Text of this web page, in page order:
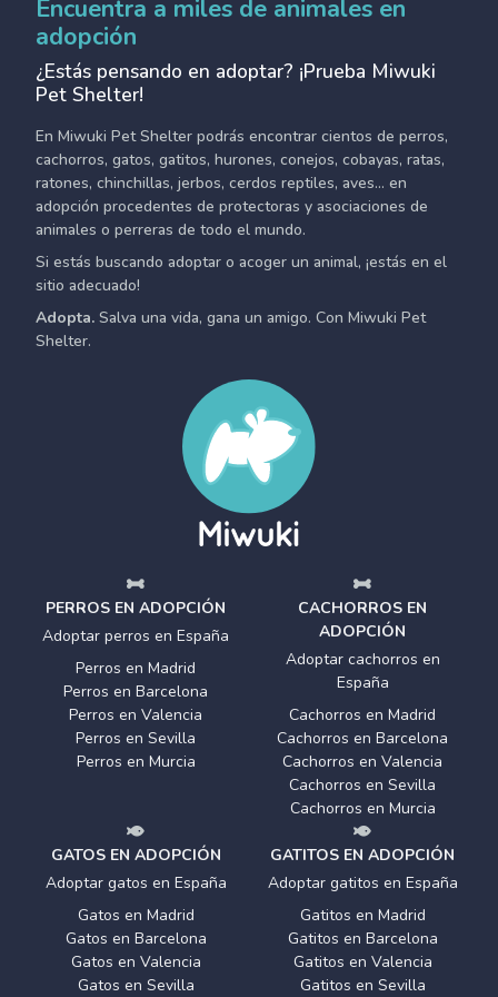
Encuentra a miles de animales en
adopción
¿Estás pensando en adoptar? ¡Prueba Miwuki
Pet Shelter!
En Miwuki Pet Shelter podrás encontrar cientos de perros,
cachorros, gatos, gatitos, hurones, conejos, cobayas, ratas,
ratones, chinchillas, jerbos, cerdos reptiles, aves... en
adopción procedentes de protectoras y asociaciones de
animales o perreras de todo el mundo.
Si estás buscando adoptar o acoger un animal, ¡estás en el
sitio adecuado!
Adopta. Salva una vida, gana un amigo. Con Miwuki Pet
Shelter.
PERROS EN ADOPCIÓN
Adoptar perros en España
Perros en Madrid
Perros en Barcelona
Perros en Valencia
Perros en Sevilla
Perros en Murcia
CACHORROS EN
ADOPCIÓN
Adoptar cachorros en
España
Cachorros en Madrid
Cachorros en Barcelona
Cachorros en Valencia
Cachorros en Sevilla
Cachorros en Murcia
GATOS EN ADOPCIÓN
Adoptar gatos en España
Gatos en Madrid
Gatos en Barcelona
Gatos en Valencia
Gatos en Sevilla
GATITOS EN ADOPCIÓN
Adoptar gatitos en España
Gatitos en Madrid
Gatitos en Barcelona
Gatitos en Valencia
Gatitos en Sevilla